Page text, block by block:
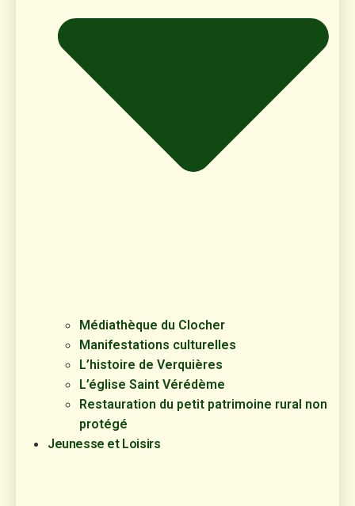
Médiathèque du Clocher
Manifestations culturelles
L’histoire de Verquières
L’église Saint Vérédème
Restauration du petit patrimoine rural non
protégé
Jeunesse et Loisirs